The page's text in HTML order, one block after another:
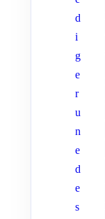
d
i
g
e
r
u
n
e
d
e
s